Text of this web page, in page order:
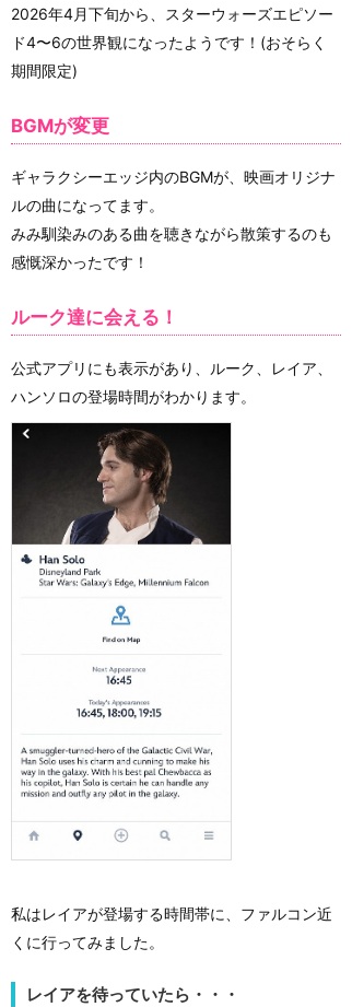
2026年4月下旬から、スターウォーズエピソー
ド4〜6の世界観になったようです！(おそらく
期間限定)
BGMが変更
ギャラクシーエッジ内のBGMが、映画オリジナ
ルの曲になってます。
みみ馴染みのある曲を聴きながら散策するのも
感慨深かったです！
ルーク達に会える！
公式アプリにも表示があり、ルーク、レイア、
ハンソロの登場時間がわかります。
私はレイアが登場する時間帯に、ファルコン近
くに行ってみました。
レイアを待っていたら・・・